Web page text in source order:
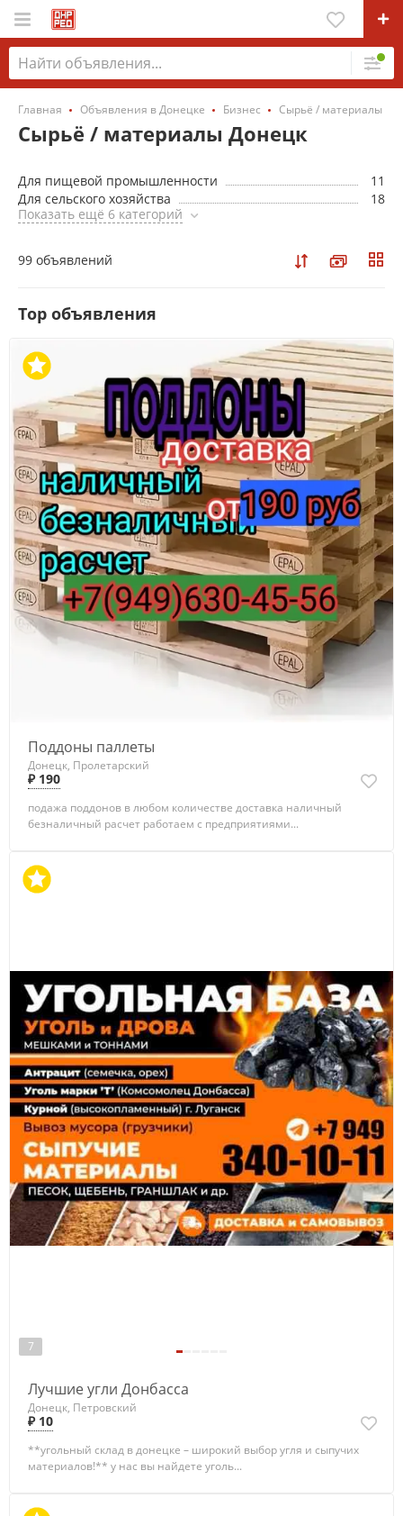
Главная Объявления в Донецке Бизнес Сырьё / материалы
Сырьё / материалы Донецк
Для пищевой промышленности
11
Для сельского хозяйства
18
Показать ещё 6 категорий
99 объявлений
Top объявления
Поддоны паллеты
Донецк, Пролетарский
₽ 190
подажа поддонов в любом количестве доставка наличный
безналичный расчет работаем с предприятиями...
7
Лучшие угли Донбасса
Донецк, Петровский
₽ 10
**угольный склад в донецке – широкий выбор угля и сыпучих
материалов!** у нас вы найдете уголь...